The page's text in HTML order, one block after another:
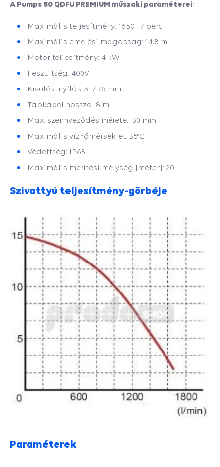
A Pumps 80 QDFU PREMIUM műszaki paraméterei:
Maximális teljesítmény: 1650 l / perc
Maximális emelési magasság: 14,8 m
Motor teljesítmény: 4 kW
Feszültség: 400V
Kisülési nyílás: 3" / 75 mm
Tápkábel hossza: 8 m
Max. szennyeződés mérete: 30 mm
Maximális vízhőmérséklet: 35°C
Védettség: IP68
Maximális merítési mélység [méter]: 20
Szivattyú teljesítmény-görbéje
Paraméterek